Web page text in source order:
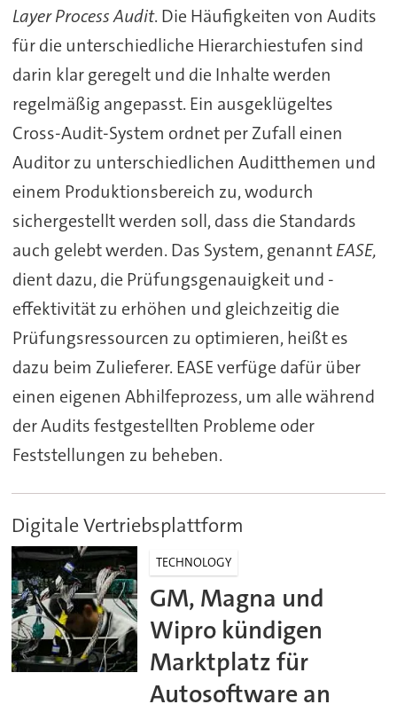
Layer Process Audit. Die Häufigkeiten von Audits
für die unterschiedliche Hierarchiestufen sind
darin klar geregelt und die Inhalte werden
regelmäßig angepasst. Ein ausgeklügeltes
Cross-Audit-System ordnet per Zufall einen
Auditor zu unterschiedlichen Auditthemen und
einem Produktionsbereich zu, wodurch
sichergestellt werden soll, dass die Standards
auch gelebt werden. Das System, genanntEASE,
dient dazu, die Prüfungsgenauigkeit und -
effektivität zu erhöhen und gleichzeitig die
Prüfungsressourcen zu optimieren, heißt es
dazu beim Zulieferer. EASE verfüge dafür über
einen eigenen Abhilfeprozess, um alle während
der Audits festgestellten Probleme oder
Feststellungen zu beheben.
Digitale Vertriebsplattform
TECHNOLOGY
GM, Magna und
Wipro kündigen
Marktplatz für
Autosoftware an